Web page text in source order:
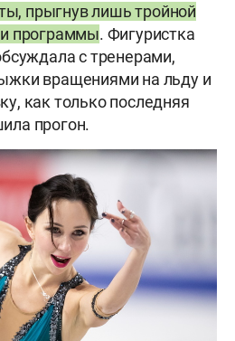
прыгнув лишь тройной
программы. Фигуристка
с тренерами,
вращениями на льду и
как только последняя
прогон.